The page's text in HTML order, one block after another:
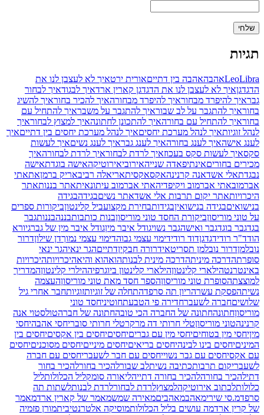
תגיות
LeoLibra אהבהאהבה בין דתייםאורית ירטאיך לא לעצבן לנו את
הדגדגןאיך לא לעצבן לנו את הדגדגן קארין ארדאיך לבגודאיך לבחור
גבראיך להיפרד מבחוראיך להיפרד מבחורהאיך להכיר בחוראיך להשיג
בחוראיך להתגבר על לב שבוראיך להתגבר על משבראיך להתחיל עם
בחוראיך להתחיל עם בחורהאיך להתכונן לחתונהאיך למצוץ לבחוראיך
לנהל זוגיותאיך לנהל מערכת יחסיםאיך לנהל מערכת יחסים בין דתייםאיך
לענג אישהאיך לענג בחורהאיך לענג גבראיך לענג נשיםאיך לעשות
סקסאיך לעשות סקס בעכוזאיך לרדת לבחוראיך לרדת לבחורהאיך
מכירים בחוריםאינתיפאדה שנייהאירוביאירוטיקהאישה בוגדתאישה
נבגדתאלי אשדאנה קרנינהאקסאקסיתאריאלה רביבאריק ברמןאתאתי
אברמובאתי אברמוב ויקיפדיהאתי אברמוב עיתונאיתאתר בננותאתר
היכרויותאתר יקום תרבות אלי אשדאתר נשיםבגידהבגידה
בנישואיםבגידה בנישואיןבגידותבחירת מקצועביל קלינטוןביקורות ספרים
על טוני מוריסוןביקורת החסד טוני מוריסוןבנות כותבותבננהבננותגבר
בגדגבר בוגדגבר ואישהגבר נשויגודל איבר מיןגודל איבר מין של גברגיורא
הודד"ר רודידגדגןדוד רודידימוי עצמי גבוהדימוי עצמי נמוךדן שילוןדרור
נובלמןדרור נובלמן תסריטאידרורה חבקיןדתייםהגר ינאיהגר ינאי
סופרתהדרכה מיניתהדרכה מינית לבנותהואהוא והיאהיכרויותהיכרויות
באינטרנטהילארי קלינטוןהילארי קלינטון ביוגרפיההילרי קלינטוןהמדריך
למוצצתהסופרת טוני מוריסוןהספר חסד מאת טוני מוריסוןהעצמה
נשיתהפסקת עשרהריון תה סרפדהתחלה של זוגיותזוגיותחבר אחרי גיל
שלושיםחברה לשעברחדירה פי הטבעתחוטיניחסד טוני
מוריסוןחתונהחתונה של החברה הכי טובהחתונה של חברהטולסטוי אנה
קרנינהטוני מוריסוןטלי חרותי דה מרקרטלי חרותי סובריחסי אהבהיחסי
מיןיחסי מין בטוחיםיחסי מין עם גבריםיחסיםיחסים בין אקסיםיחסים בין
המיניםיחסים בינו לבינהיחסים בריאיםיחסים מינייםיחסים מסוכניםיחסים
עם אקסיחסים עם גבר נשוייחסים עם חבר לשעבריחסים עם חברה
לשעבריקום תרבותכתיבה נשיתלב שבורלהכיר בחורלהכיר בחור
דתילהכיר בחורהלהכיר בחורה דתייהליאורה סומקליל הכלולותליל
כלולותלכתוב אירוטיקהלמצוץלרדת לבחורלרדת לבנותלשתות תה
סרפדמ.סי שירימאהבמאהביםמאירה שמשמאמר של קארין ארדמאמר
של קרין ארדמה עושים בליל הכלולותמוסיקה אלטרנטיביתמורן פזמיה